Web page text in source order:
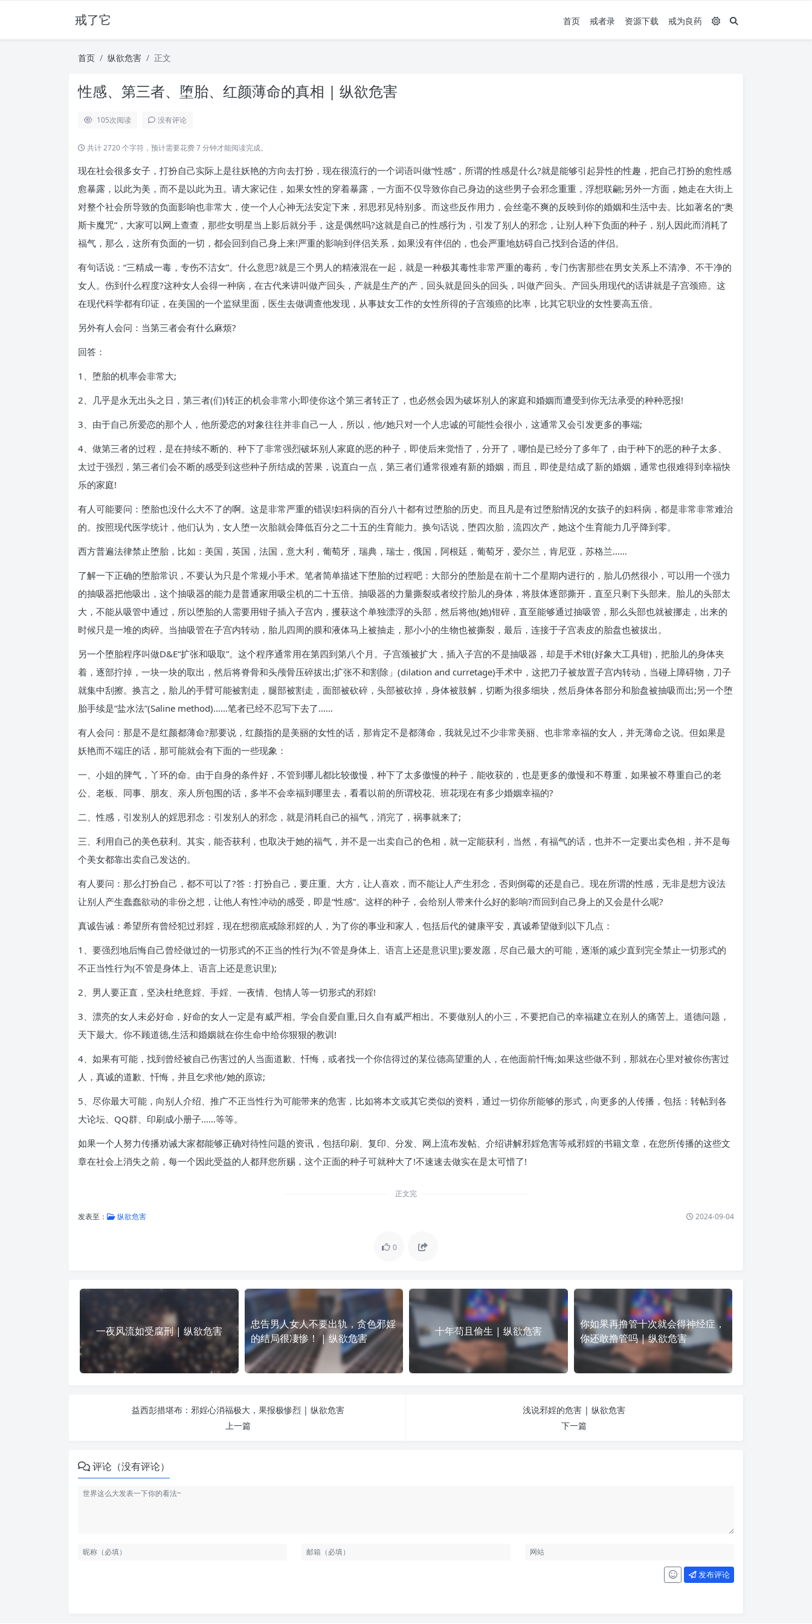
戒了它 首页 戒者录 资源下载 戒为良药
首页 纵欲危害 正文
性感、第三者、堕胎、红颜薄命的真相 | 纵欲危害
105次阅读 没有评论
共计 2720 个字符，预计需要花费 7 分钟才能阅读完成。
现在社会很多女子，打扮自己实际上是往妖艳的方向去打扮，现在很流行的一个词语叫做“性感”，所谓的性感是什么?就是能够引起异性的性趣，把自己打扮的愈性感
愈暴露，以此为美，而不是以此为丑。请大家记住，如果女性的穿着暴露，一方面不仅导致你自己身边的这些男子会邪念重重，浮想联翩;另外一方面，她走在大街上
对整个社会所导致的负面影响也非常大，使一个人心神无法安定下来，邪思邪见特别多。而这些反作用力，会丝毫不爽的反映到你的婚姻和生活中去。比如著名的“奥
斯卡魔咒”，大家可以网上查查，那些女明星当上影后就分手，这是偶然吗?这就是自己的性感行为，引发了别人的邪念，让别人种下负面的种子，别人因此而消耗了
福气，那么，这所有负面的一切，都会回到自己身上来!严重的影响到伴侣关系，如果没有伴侣的，也会严重地妨碍自己找到合适的伴侣。
有句话说：“三精成一毒，专伤不洁女”。什么意思?就是三个男人的精液混在一起，就是一种极其毒性非常严重的毒药，专门伤害那些在男女关系上不清净、不干净的
女人。伤到什么程度?这种女人会得一种病，在古代来讲叫做产回头，产就是生产的产，回头就是回头的回头，叫做产回头。产回头用现代的话讲就是子宫颈癌。这
在现代科学都有印证，在美国的一个监狱里面，医生去做调查他发现，从事妓女工作的女性所得的子宫颈癌的比率，比其它职业的女性要高五倍。
另外有人会问：当第三者会有什么麻烦?
回答：
1、堕胎的机率会非常大;
2、几乎是永无出头之日，第三者(们)转正的机会非常小;即使你这个第三者转正了，也必然会因为破坏别人的家庭和婚姻而遭受到你无法承受的种种恶报!
3、由于自己所爱恋的那个人，他所爱恋的对象往往并非自己一人，所以，他/她只对一个人忠诚的可能性会很小，这通常又会引发更多的事端;
4、做第三者的过程，是在持续不断的、种下了非常强烈破坏别人家庭的恶的种子，即使后来觉悟了，分开了，哪怕是已经分了多年了，由于种下的恶的种子太多、
太过于强烈，第三者们会不断的感受到这些种子所结成的苦果，说直白一点，第三者们通常很难有新的婚姻，而且，即使是结成了新的婚姻，通常也很难得到幸福快
乐的家庭!
有人可能要问：堕胎也没什么大不了的啊。这是非常严重的错误!妇科病的百分八十都有过堕胎的历史。而且凡是有过堕胎情况的女孩子的妇科病，都是非常非常难治
的。按照现代医学统计，他们认为，女人堕一次胎就会降低百分之二十五的生育能力。换句话说，堕四次胎，流四次产，她这个生育能力几乎降到零。
西方普遍法律禁止堕胎，比如：美国，英国，法国，意大利，葡萄牙，瑞典，瑞士，俄国，阿根廷，葡萄牙，爱尔兰，肯尼亚，苏格兰……
了解一下正确的堕胎常识，不要认为只是个常规小手术。笔者简单描述下堕胎的过程吧：大部分的堕胎是在前十二个星期内进行的，胎儿仍然很小，可以用一个强力
的抽吸器把他吸出，这个抽吸器的能力是普通家用吸尘机的二十五倍。抽吸器的力量撕裂或者绞拧胎儿的身体，将肢体逐部撕开，直至只剩下头部来。胎儿的头部太
大，不能从吸管中通过，所以堕胎的人需要用钳子插入子宫内，攫获这个单独漂浮的头部，然后将他(她)钳碎，直至能够通过抽吸管，那么头部也就被挪走，出来的
时候只是一堆的肉碎。当抽吸管在子宫内转动，胎儿四周的膜和液体马上被抽走，那小小的生物也被撕裂，最后，连接于子宫表皮的胎盘也被拔出。
另一个堕胎程序叫做D&E“扩张和吸取”。这个程序通常用在第四到第八个月。子宫颈被扩大，插入子宫的不是抽吸器，却是手术钳(好象大工具钳)，把胎儿的身体夹
着，逐部拧掉，一块一块的取出，然后将脊骨和头颅骨压碎拔出;扩张不和割除」(dilation and curretage)手术中，这把刀子被放置子宫内转动，当碰上障碍物，刀子
就集中刮擦。换言之，胎儿的手臂可能被割走，腿部被割走，面部被砍碎，头部被砍掉，身体被肢解，切断为很多细块，然后身体各部分和胎盘被抽吸而出;另一个堕
胎手续是“盐水法”(Saline method)……笔者已经不忍写下去了……
有人会问：那是不是红颜都薄命?那要说，红颜指的是美丽的女性的话，那肯定不是都薄命，我就见过不少非常美丽、也非常幸福的女人，并无薄命之说。但如果是
妖艳而不端庄的话，那可能就会有下面的一些现象：
一、小姐的脾气，丫环的命。由于自身的条件好，不管到哪儿都比较傲慢，种下了太多傲慢的种子，能收获的，也是更多的傲慢和不尊重，如果被不尊重自己的老
公、老板、同事、朋友、亲人所包围的话，多半不会幸福到哪里去，看看以前的所谓校花、班花现在有多少婚姻幸福的?
二、性感，引发别人的婬思邪念：引发别人的邪念，就是消耗自己的福气，消完了，祸事就来了;
三、利用自己的美色获利。其实，能否获利，也取决于她的福气，并不是一出卖自己的色相，就一定能获利，当然，有福气的话，也并不一定要出卖色相，并不是每
个美女都靠出卖自己发达的。
有人要问：那么打扮自己，都不可以了?答：打扮自己，要庄重、大方，让人喜欢，而不能让人产生邪念，否则倒霉的还是自己。现在所谓的性感，无非是想方设法
让别人产生蠢蠢欲动的非份之想，让他人有性冲动的感受，即是“性感”。这样的种子，会给别人带来什么好的影响?而回到自己身上的又会是什么呢?
真诚告诫：希望所有曾经犯过邪婬，现在想彻底戒除邪婬的人，为了你的事业和家人，包括后代的健康平安，真诚希望做到以下几点：
1、要强烈地后悔自己曾经做过的一切形式的不正当的性行为(不管是身体上、语言上还是意识里);要发愿，尽自己最大的可能，逐渐的减少直到完全禁止一切形式的
不正当性行为(不管是身体上、语言上还是意识里);
2、男人要正直，坚决杜绝意婬、手婬、一夜情、包情人等一切形式的邪婬!
3、漂亮的女人未必好命，好命的女人一定是有威严相。学会自爱自重,日久自有威严相出。不要做别人的小三，不要把自己的幸福建立在别人的痛苦上。道德问题，
天下最大。你不顾道德,生活和婚姻就在你生命中给你狠狠的教训!
4、如果有可能，找到曾经被自己伤害过的人当面道歉、忏悔，或者找一个你信得过的某位德高望重的人，在他面前忏悔;如果这些做不到，那就在心里对被你伤害过
人，真诚的道歉、忏悔，并且乞求他/她的原谅;
5、尽你最大可能，向别人介绍、推广不正当性行为可能带来的危害，比如将本文或其它类似的资料，通过一切你所能够的形式，向更多的人传播，包括：转帖到各
大论坛、QQ群、印刷成小册子……等等。
如果一个人努力传播劝诫大家都能够正确对待性问题的资讯，包括印刷、复印、分发、网上流布发帖、介绍讲解邪婬危害等戒邪婬的书籍文章，在您所传播的这些文
章在社会上消失之前，每一个因此受益的人都拜您所赐，这个正面的种子可就种大了!不速速去做实在是太可惜了!
正文完
发表至： 纵欲危害 2024-09-04
0
一夜风流如受腐刑 | 纵欲危害
忠告男人女人不要出轨，贪色邪婬
的结局很凄惨！ | 纵欲危害
十年苟且偷生 | 纵欲危害
你如果再撸管十次就会得神经症，
你还敢撸管吗 | 纵欲危害
益西彭措堪布：邪婬心消福极大，果报极惨烈 | 纵欲危害
上一篇
浅说邪婬的危害 | 纵欲危害
下一篇
评论（没有评论）
发布评论